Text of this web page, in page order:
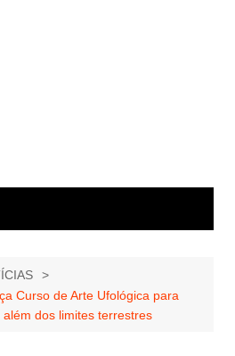
Curso de Arte Ufológica para
dos limites terrestres